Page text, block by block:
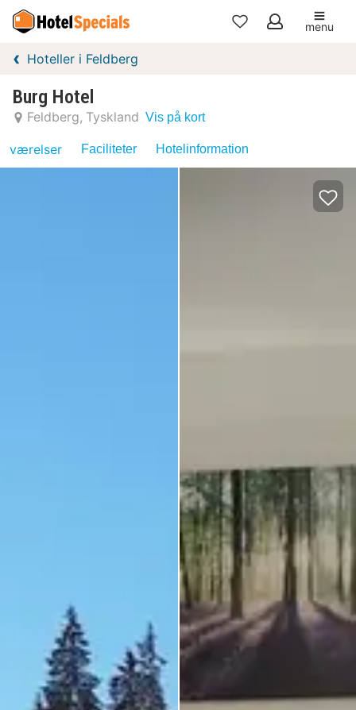
Mine
menu
Hoteller i Feldberg
Burg Hotel
Feldberg Tyskland Vis på kort
værelser Faciliteter Hotelinformation